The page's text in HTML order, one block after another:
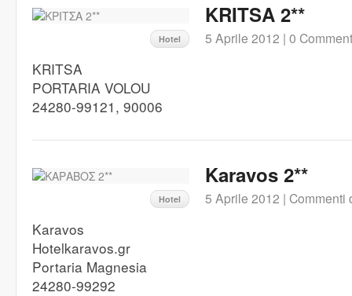
Hotel
KRITSA 2**
5 Aprile 2012 | 0
KRITSA
PORTARIA VOLOU
24280-99121, 90006
Hotel
Karavos 2**
5 Aprile 2012 | Commenti
Karavos
Hotelkaravos.gr
Portaria Magnesia
24280-99292